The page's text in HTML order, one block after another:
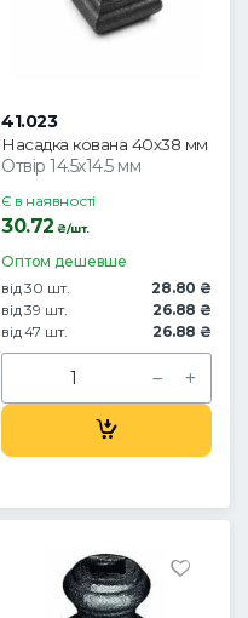
41.023
Насадка кована 40х38 мм
Отвір 14.5х14.5 мм
Є в наявності
30.72 ₴/шт.
Оптом дешевше
від 30 шт.
28.80 ₴
від 39 шт.
26.88 ₴
від 47 шт.
26.88 ₴